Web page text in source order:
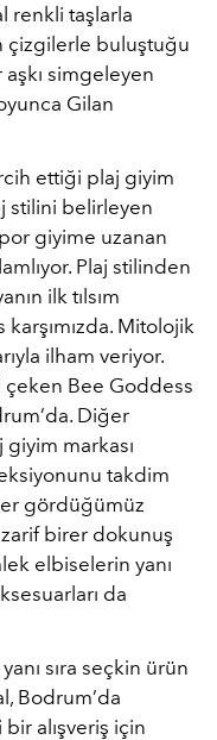
renkli taşlarla
çizgilerle buluştuğu
simgeleyen
Gilan
ettiği plaj giyim
stilini belirleyen
giyime uzanan
Plaj stilinden
ilk tılsım
Mitolojik
ilham veriyor.
çeken Bee Goddess
Diğer
markası
takdim
gördüğümüz
birer dokunuş
elbiselerin yanı
da
sıra seçkin ürün
Bodrum’da
alışveriş için